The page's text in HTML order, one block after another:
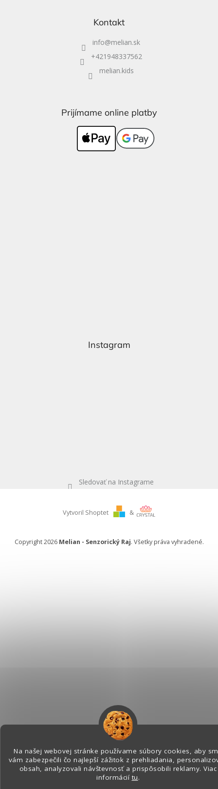
Na našej webovej stránke používame súbory cookies, aby
vám zabezpečili čo najlepší zážitok z prehliadania,
obsah, analyzovali návštevnosť a prispôsobili reklamy. Viac
informácií tu.
Kontakt
info@melian.sk
+421948337562
melian.kids
Prijímame online platby
Instagram
Sledovať na Instagrame
Vytvoril Shoptet &
Copyright 2026 Melian - Senzorický Raj. Všetky práva vyhradené.